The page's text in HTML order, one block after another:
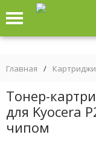
Главная /
Тонер-
для Kyocera
чипом